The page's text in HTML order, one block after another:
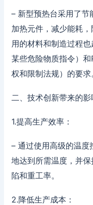
– 新型预热台采用了节
加热元件，减少能耗
用的材料和制造过程
某些危险物质指令）
权和限制法规）的要求
二、技术创新带来的影
1.提高生产效率：
– 通过使用高级的温度
地达到所需温度，并
陷和重工率。
2.降低生产成本：